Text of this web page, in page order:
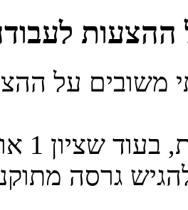
ההצעות
משובים על
ציון
גרסה